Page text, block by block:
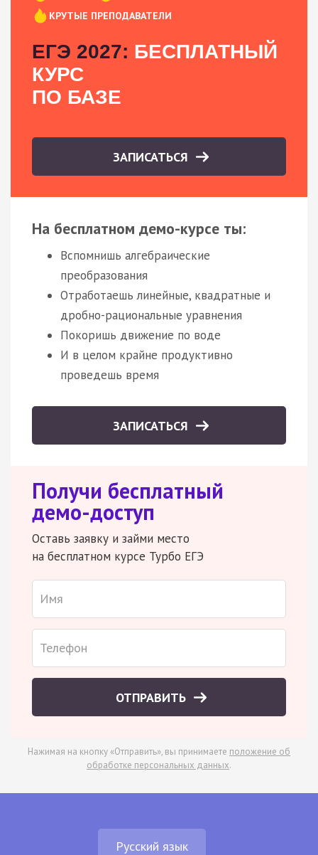
КРУТЫЕ ПРЕПОДАВАТЕЛИ
ЕГЭ 2027: БЕСПЛАТНЫЙ
КУРС
ПО БАЗЕ
ЗАПИСАТЬСЯ
На бесплатном демо-курсе ты:
Вспомнишь алгебраические
преобразования
Отработаешь линейные, квадратные и
дробно-рациональные уравнения
Покоришь движение по воде
И в целом крайне продуктивно
проведешь время
ЗАПИСАТЬСЯ
Получи бесплатный
демо-доступ
Оставь заявку и займи место
на бесплатном курсе Турбо ЕГЭ
ОТПРАВИТЬ
Нажимая на кнопку «Отправить», вы принимаете положение об
обработке персональных данных.
Русский язык